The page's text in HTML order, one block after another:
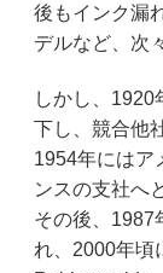
後もインク漏
デルなど、次
しかし、1920
下し、競合他
1954年にはア
ンスの支社へ
その後、1987
れ、2000年頃